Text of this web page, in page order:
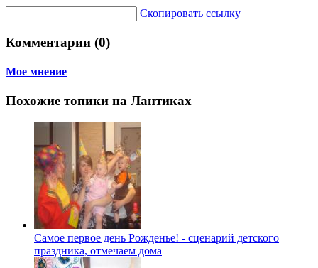
Скопировать ссылку
Комментарии (0)
Мое мнение
Похожие топики на Лантиках
Самое первое день Рожденье! - сценарий детского
праздника, отмечаем дома